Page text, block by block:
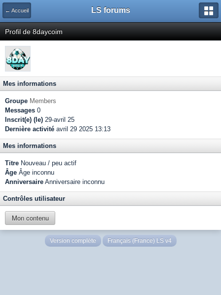
← Accueil LS forums
Profil de 8daycoim
Mes informations
Groupe Members
Messages 0
Inscrit(e) (le) 29-avril 25
Dernière activité avril 29 2025 13:13
Mes informations
Titre Nouveau / peu actif
Âge Âge inconnu
Anniversaire Anniversaire inconnu
Contrôles utilisateur
Mon contenu
Version complète Français (France) LS v4